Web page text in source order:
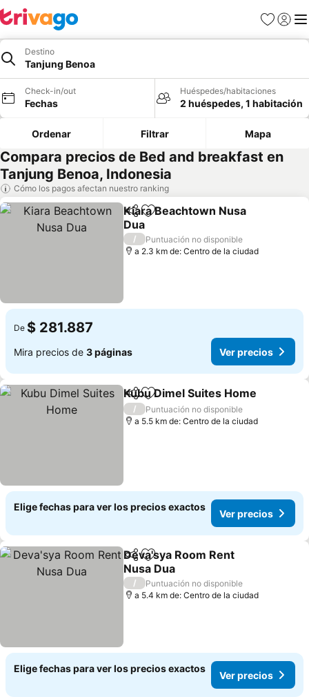
Favoritos
Iniciar
Destino
Tanjung Benoa
Check-in/out
Fechas
Huéspedes/habitaciones
2 huéspedes, 1 habitación
Ordenar Filtrar Mapa
Compara precios de Bed and breakfast en
Tanjung Benoa, Indonesia
Cómo los pagos afectan nuestro ranking
CompartirAgregar a favoritos
Kiara Beachtown Nusa
Dua
/
Puntuación no disponible
a 2.3 km de: Centro de la ciudad
De $ 281.887
Mira precios de 3 páginas Ver precios
CompartirAgregar a favoritos
Kubu Dimel Suites Home
/
Puntuación no disponible
a 5.5 km de: Centro de la ciudad
Elige fechas para ver los precios exactos
Ver precios
CompartirAgregar a favoritos
Deva'sya Room Rent
Nusa Dua
/
Puntuación no disponible
a 5.4 km de: Centro de la ciudad
Elige fechas para ver los precios exactos
Ver precios